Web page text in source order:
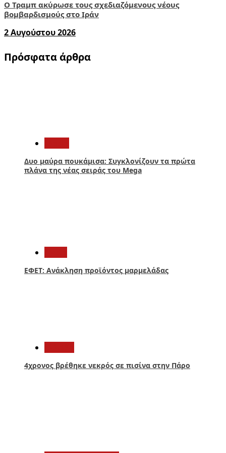
Ο Τραμπ ακύρωσε τους σχεδιαζόμενους νέους
βομβαρδισμούς στο Ιράν
2 Αυγούστου 2026
Πρόσφατα άρθρα
Δυο μαύρα πουκάμισα: Συγκλονίζουν τα πρώτα
πλάνα της νέας σειράς του Mega
ΕΦΕΤ: Ανάκληση προϊόντος μαρμελάδας
4χρονος βρέθηκε νεκρός σε πισίνα στην Πάρο